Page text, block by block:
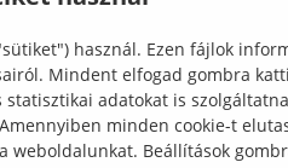
használ. Ezen fájlok
Mindent elfogad gombra
statisztikai adatokat is
minden cookie-t
weboldalunkat. Beállítások